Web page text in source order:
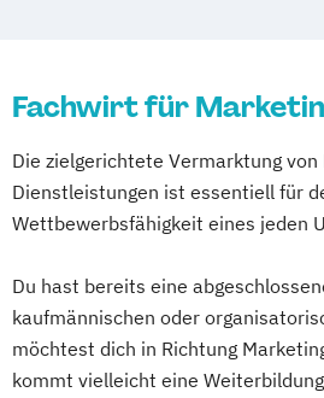
Fachwirt für
Die zielgerichtete Vermarktung von
Dienstleistungen ist essentiell für
Wettbewerbsfähigkeit eines jeden
Du hast bereits eine
kaufmännischen oder
möchtest dich in Richtung
kommt vielleicht eine